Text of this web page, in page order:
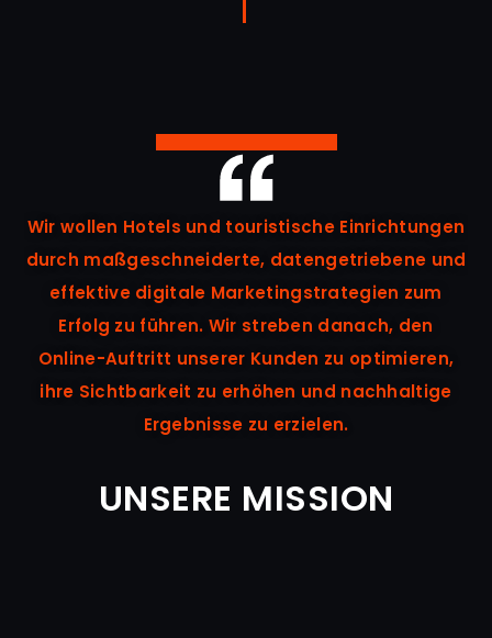
Wir wollen Hotels und touristische Einrichtungen
durch maßgeschneiderte, datengetriebene und
effektive digitale Marketingstrategien zum
Erfolg zu führen. Wir streben danach, den
Online-Auftritt unserer Kunden zu optimieren,
ihre Sichtbarkeit zu erhöhen und nachhaltige
Ergebnisse zu erzielen.
UNSERE MISSION